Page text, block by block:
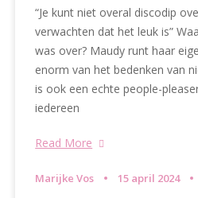
“Je kunt niet overal discodip
verwachten dat het leuk is”
was over? Maudy runt haar
enorm van het bedenken van
is ook een echte people-
iedereen
Read More
Marijke Vos 15 april 2024